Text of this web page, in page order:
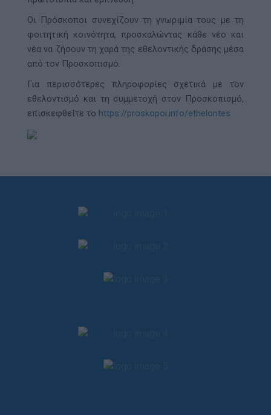
Οι Πρόσκοποι συνεχίζουν τη γνωριμία τους με τη
φοιτητική κοινότητα, προσκαλώντας κάθε νέο και
νέα να ζήσουν τη χαρά της εθελοντικής δράσης μέσα
από τον Προσκοπισμό.
Για περισσότερες πληροφορίες σχετικά με τον
εθελοντισμό και τη συμμετοχή στον Προσκοπισμό,
επισκεφθείτε το https://proskopoi.info/ethelontes